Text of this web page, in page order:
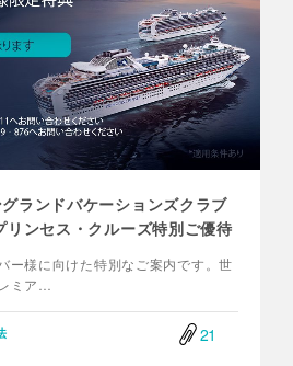
ランドバケーションズクラブ
ンセス・クルーズ特別ご優待
ー様に向けた特別なご案内です。世
ミア…
21